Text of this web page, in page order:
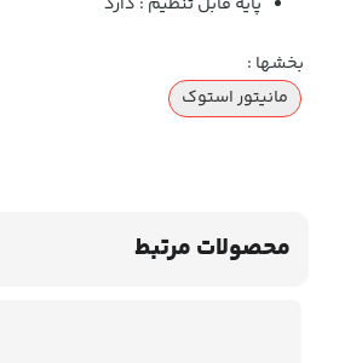
بخشها :
مانیتور استوک
محصولات مرتبط